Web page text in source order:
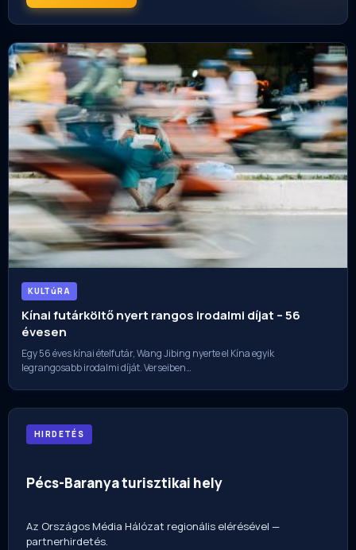
KULTúRA
Kínai futárköltő nyert rangos irodalmi díjat – 56
évesen
Egy 56 éves kínai ételfutár, Wang Jibing nyerte el Kína egyik
legrangosabb irodalmi díját. Verseiben…
HIRDETÉS
Pécs-Baranya turisztikai hely
Az Országos Média Hálózat regionális elérésével —
partnerhirdetés.